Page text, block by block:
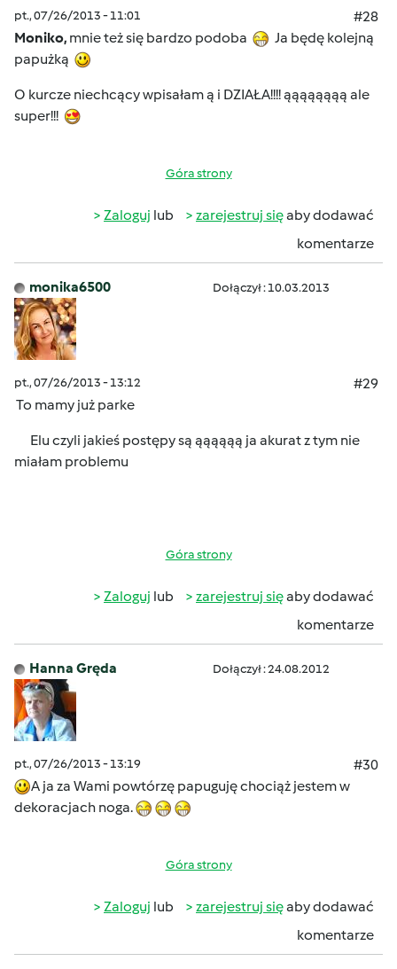
pt., 07/26/2013 - 11:01
#28
Moniko, mnie też się bardzo podoba
Ja będę kolejną
papużką
O kurcze niechcący wpisałam ą i DZIAŁA!!!! ąąąąąąąą ale
super!!!
Góra strony
Zaloguj lub zarejestruj sięaby dodawać
komentarze
monika6500 Dołączył : 10.03.2013
pt., 07/26/2013 - 13:12
#29
To mamy już parke
Elu czyli jakieś postępy są ąąąąąą ja akurat z tym nie
miałam problemu
Góra strony
Zaloguj lub zarejestruj sięaby dodawać
komentarze
Hanna Gręda Dołączył : 24.08.2012
pt., 07/26/2013 - 13:19
#30
A ja za Wami powtórzę papuguję chociąż jestem w
dekoracjach noga.
Góra strony
Zaloguj lub zarejestruj sięaby dodawać
komentarze